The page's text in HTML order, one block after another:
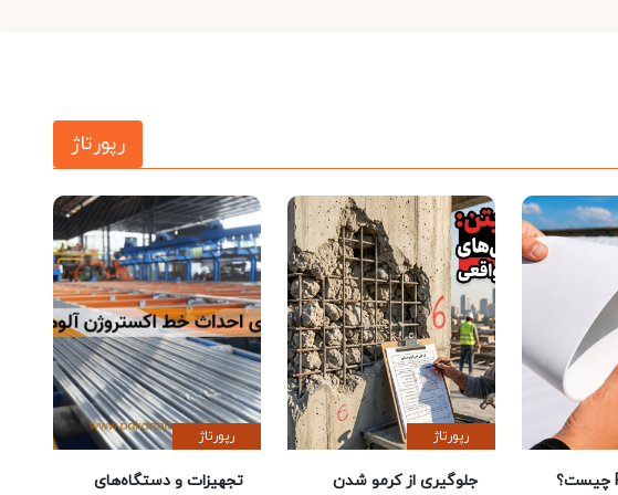
رپورتاژ
ژئوممبران PVC چیست؟
رپورتاژ
جلوگیری از کرمو شدن
رپورتاژ
تجهیزات و دستگاه‌های